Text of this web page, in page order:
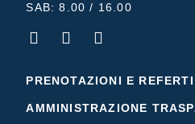
SAB: 8.00 / 16.00
PRENOTAZIONI E REFERTI
AMMINISTRAZIONE